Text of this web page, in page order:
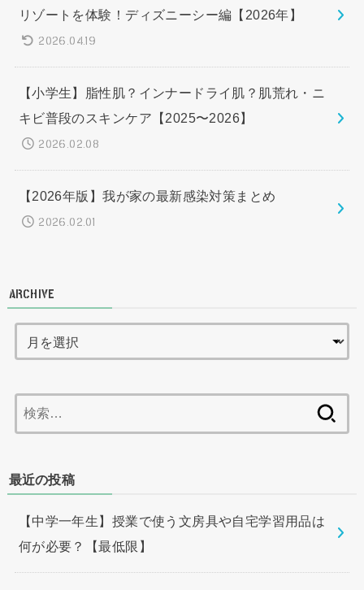
リゾートを体験！ディズニーシー編【2026年】
2026.04.19
【小学生】脂性肌？インナードライ肌？肌荒れ・ニ
キビ普段のスキンケア【2025〜2026】
2026.02.08
【2026年版】我が家の最新感染対策まとめ
2026.02.01
ARCHIVE
索:
最近の投稿
【中学一年生】授業で使う文房具や自宅学習用品は
何が必要？【最低限】